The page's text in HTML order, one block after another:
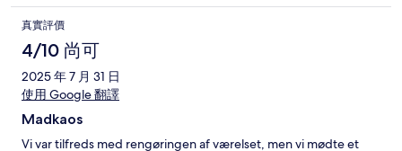
真實評價
4/10 尚可
2025 年 7 月 31 日
使用 Google 翻譯
Madkaos
Vi var tilfreds med rengøringen af værelset, men vi mødte et